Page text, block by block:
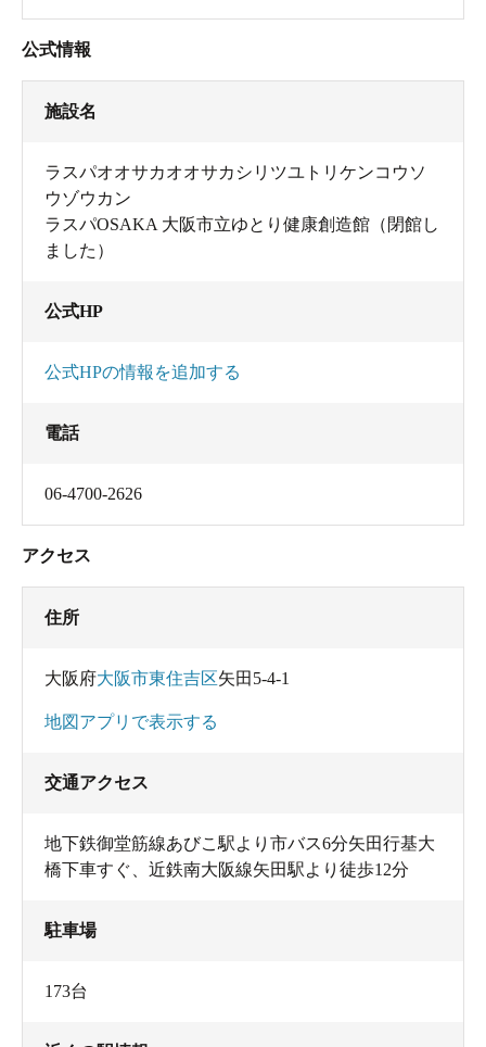
公式情報
施設名
ラスパオオサカオオサカシリツユトリケンコウソ
ウゾウカン
ラスパOSAKA 大阪市立ゆとり健康創造館（閉館し
ました）
公式HP
公式HPの情報を追加する
電話
06-4700-2626
アクセス
住所
大阪府大阪市東住吉区矢田5-4-1
地図アプリで表示する
交通アクセス
地下鉄御堂筋線あびこ駅より市バス6分矢田行基大
橋下車すぐ、近鉄南大阪線矢田駅より徒歩12分
駐車場
173台